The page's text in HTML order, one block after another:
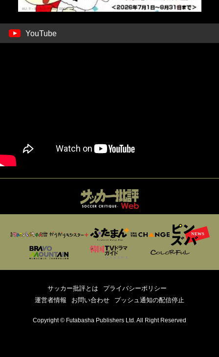
YouTube
サッカー批評とは
プライバシーポリシー
運営者情報
お問い合わせ プッシュ通知の配信停止
Copyright © Futabasha Publishers Ltd. All Right Reserved